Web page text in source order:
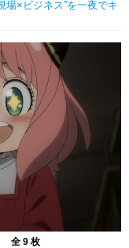
×ビジネス”を一夜でキ
全 9 枚